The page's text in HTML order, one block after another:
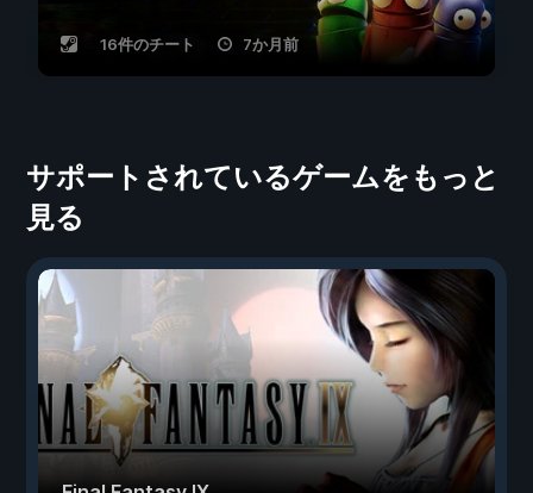
16件のチート 7か月前
サポートされているゲームをもっと
見る